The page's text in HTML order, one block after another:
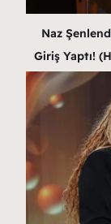
Naz
Giriş Yaptı!